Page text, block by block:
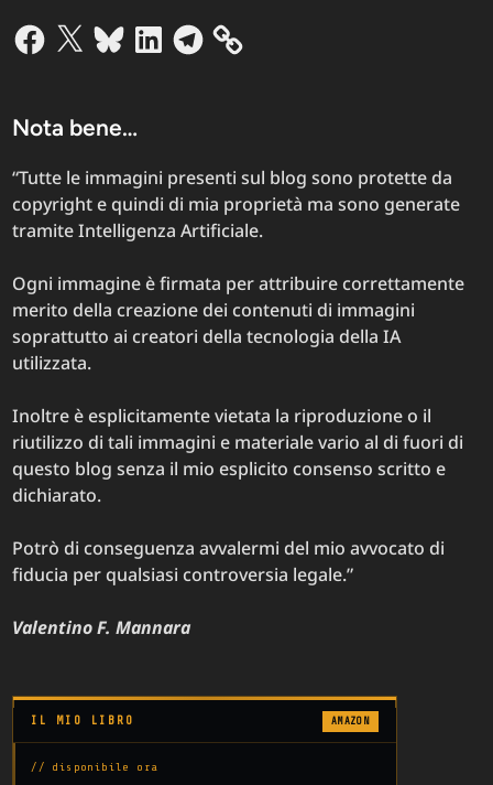
Meglio
Facebook
X BlueskyLinkedInTelegram
Nota bene…
“Tutte le immagini presenti sul blog sono protette da
copyright e quindi di mia proprietà ma sono generate
tramite Intelligenza Artificiale.
Ogni immagine è firmata per attribuire correttamente
merito della creazione dei contenuti di immagini
soprattutto ai creatori della tecnologia della IA
utilizzata.
Inoltre è esplicitamente vietata la riproduzione o il
riutilizzo di tali immagini e materiale vario al di fuori di
questo blog senza il mio esplicito consenso scritto e
dichiarato.
Potrò di conseguenza avvalermi del mio avvocato di
fiducia per qualsiasi controversia legale.”
Valentino F. Mannara
IL MIO LIBRO AMAZON
// disponibile ora